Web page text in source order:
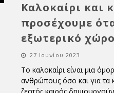
Καλοκαίρι και
προσέχουμε
εξωτερικό
27 Ιουνίου 2023
Το καλοκαίρι είναι μια
ανθρώπους όσο και για τα